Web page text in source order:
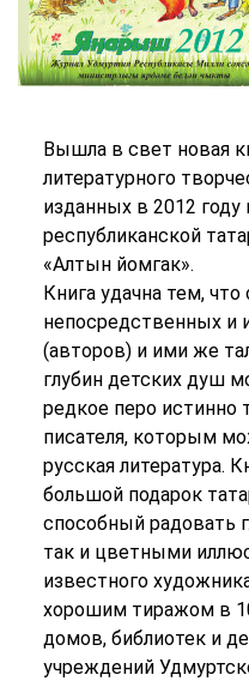
Вышла в свет новая
литературного
изданных в 2012 году
республиканской
«Алтын йомгак».
Книга удачна тем,
непосредственных и
(авторов) и ими же
глубин детских душ
редкое перо истинно
писателя, которым
русская литература.
большой подарок
способный радовать
так и цветными
известного
хорошим тиражом в
домов, библиотек и
учреждений